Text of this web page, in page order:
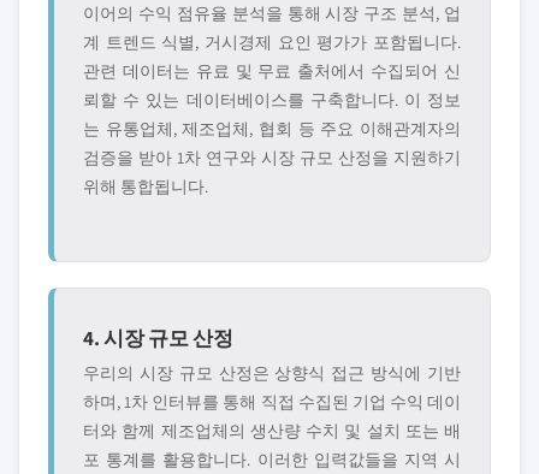
이어의 수익 점유율 분석을 통해 시장 구조 분석, 업
계 트렌드 식별, 거시경제 요인 평가가 포함됩니다.
관련 데이터는 유료 및 무료 출처에서 수집되어 신
뢰할 수 있는 데이터베이스를 구축합니다. 이 정보
는 유통업체, 제조업체, 협회 등 주요 이해관계자의
검증을 받아 1차 연구와 시장 규모 산정을 지원하기
위해 통합됩니다.
4. 시장 규모 산정
우리의 시장 규모 산정은 상향식 접근 방식에 기반
하며, 1차 인터뷰를 통해 직접 수집된 기업 수익 데이
터와 함께 제조업체의 생산량 수치 및 설치 또는 배
포 통계를 활용합니다. 이러한 입력값들을 지역 시